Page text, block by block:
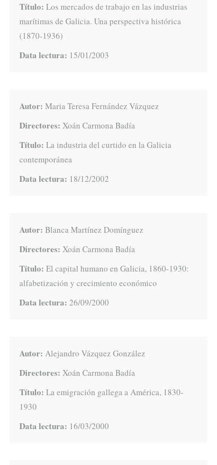
Título: Los mercados de trabajo en las industrias
marítimas de Galicia. Una perspectiva histórica
(1870-1936)
Data lectura: 15/01/2003
Autor: Maria Teresa Fernández Vázquez
Directores: Xoán Carmona Badía
Título: La industria del curtido en la Galicia
contemporánea
Data lectura: 18/12/2002
Autor: Blanca Martínez Domínguez
Directores: Xoán Carmona Badía
Título: El capital humano en Galicia, 1860-1930:
alfabetización y crecimiento económico
Data lectura: 26/09/2000
Autor: Alejandro Vázquez González
Directores: Xoán Carmona Badía
Título: La emigración gallega a América, 1830-
1930
Data lectura: 16/03/2000